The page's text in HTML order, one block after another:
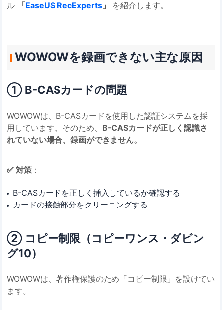
ル
「EaseUS RecExperts 」 を紹介します。
WOWOWを録画できない主な原因
① B-CASカードの問題
WOWOWは、B-CASカードを使用した認証システムを採
用しています。そのため、 B-CASカードが正しく認識さ
れていない場合、録画ができません。
✅ 対策 ：
B-CASカードを正しく挿入しているか確認する
カードの接触部分をクリーニングする
② コピー制限（コピーワンス・ダビン
グ10）
WOWOWは、著作権保護のため「コピー制限」を設けてい
ます。